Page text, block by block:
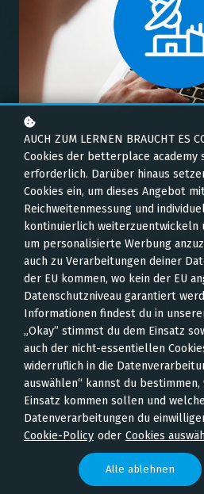
Online-
Einführung
In diesem Online-Kurs
und Maßnahmen von
und anwenden. Außerdem
befähigt, den Erfolg deiner
messen, zu analysieren und
Eva Hieniger, getunik GmbH;
Stephanie Keilholz, Das Gute Ruft;
werk21 Kommunikation GmbH;
allcodesarebeautiful
AUCH ZUM LERNEN BRAUCHT ES
Cookies der betterplace academy
erforderlich. Darüber hinaus
Cookies ein, um dieses Angebot
Reichweitenmessung und
kontinuierlich weiterzuentwickeln
um personalisierte Werbung
auch zu Verarbeitungen deiner
der EU kommen, wo kein der EU
Datenschutzniveau garantiert
Informationen findest du in
„Okay” stimmst du dem Einsatz
auch der nicht-essentiellen
widerruflich in die
auswählen“ kannst du
Einsatz kommen sollen und
Datenverarbeitungen du
Cookie-Policy oder Cookies
Alle ablehnen